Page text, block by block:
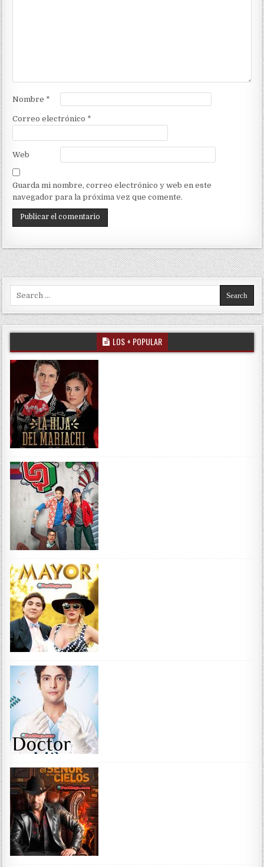
Nombre *
Correo electrónico *
Web
Guarda mi nombre, correo electrónico y web en este
navegador para la próxima vez que comente.
LOS + POPULAR